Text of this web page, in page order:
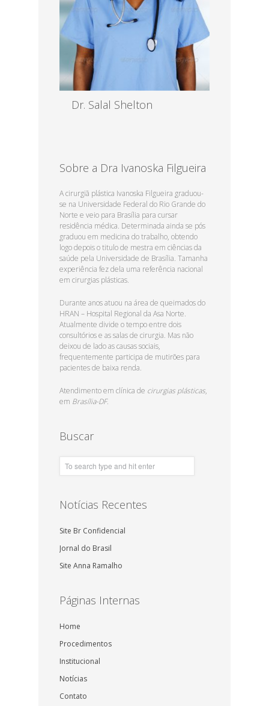
Dr. Salal Shelton
Sobre a Dra Ivanoska Filgueira
A cirurgiã plástica Ivanoska Filgueira graduou-
se na Universidade Federal do Rio Grande do
Norte e veio para Brasília para cursar
residência médica. Determinada ainda se pós
graduou em medicina do trabalho, obtendo
logo depois o titulo de mestra em ciências da
saúde pela Universidade de Brasília. Tamanha
experiência fez dela uma referência nacional
em cirurgias plásticas.
Durante anos atuou na área de queimados do
HRAN – Hospital Regional da Asa Norte.
Atualmente divide o tempo entre dois
consultórios e as salas de cirurgia. Mas não
deixou de lado as causas sociais,
frequentemente participa de mutirões para
pacientes de baixa renda.
Atendimento em clínica de cirurgias plásticas,
em Brasília-DF.
Buscar
Notícias Recentes
Site Br Confidencial
Jornal do Brasil
Site Anna Ramalho
Páginas Internas
Home
Procedimentos
Institucional
Notícias
Contato